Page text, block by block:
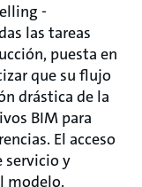
-
las tareas
puesta en
que su flujo
drástica de la
BIM para
El acceso
servicio y
modelo.